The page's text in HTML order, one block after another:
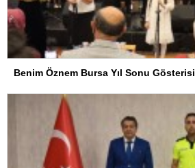
Benim Öznem Bursa Yıl Sonu Gösterisi